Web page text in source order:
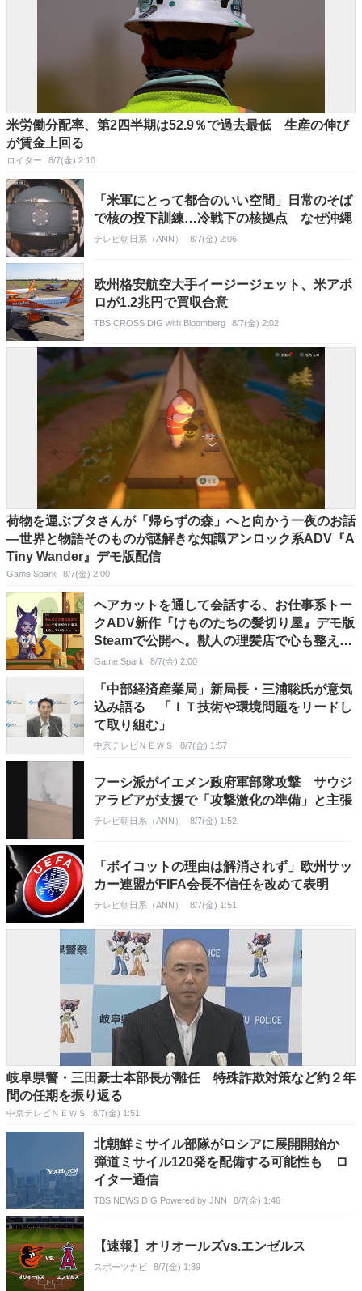
米労働分配率、第2四半期は52.9％で過去最低 生産の伸び
が賃金上回る
ロイター 8/7(金) 2:10
「米軍にとって都合のいい空間」日常のそば
で核の投下訓練…冷戦下の核拠点 なぜ沖縄
テレビ朝日系（ANN） 8/7(金) 2:06
欧州格安航空大手イージージェット、米アポ
ロが1.2兆円で買収合意
TBS CROSS DIG with Bloomberg 8/7(金) 2:02
荷物を運ぶブタさんが「帰らずの森」へと向かう一夜のお話
―世界と物語そのものが謎解きな知識アンロック系ADV『A
Tiny Wander』デモ版配信
Game Spark 8/7(金) 2:00
ヘアカットを通して会話する、お仕事系トー
クADV新作『けものたちの髪切り屋』デモ版
Steamで公開へ。獣人の理髪店で心も整えて
鏡にふさわしい姿を映す
Game Spark 8/7(金) 2:00
「中部経済産業局」新局長・三浦聡氏が意気
込み語る 「ＩＴ技術や環境問題をリードし
て取り組む」
中京テレビＮＥＷＳ 8/7(金) 1:57
フーシ派がイエメン政府軍部隊攻撃 サウジ
アラビアが支援で「攻撃激化の準備」と主張
テレビ朝日系（ANN） 8/7(金) 1:52
「ボイコットの理由は解消されず」欧州サッ
カー連盟がFIFA会長不信任を改めて表明
テレビ朝日系（ANN） 8/7(金) 1:51
岐阜県警・三田豪士本部長が離任 特殊詐欺対策など約２年
間の任期を振り返る
中京テレビＮＥＷＳ 8/7(金) 1:51
北朝鮮ミサイル部隊がロシアに展開開始か
弾道ミサイル120発を配備する可能性も ロ
イター通信
TBS NEWS DIG Powered by JNN 8/7(金) 1:46
【速報】オリオールズvs.エンゼルス
スポーツナビ 8/7(金) 1:39